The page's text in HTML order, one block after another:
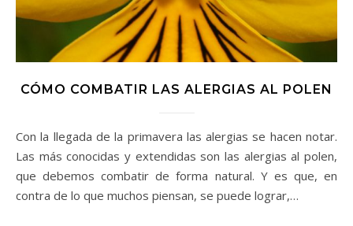
CÓMO COMBATIR LAS ALERGIAS AL POLEN
Con la llegada de la primavera las alergias se hacen notar.
Las más conocidas y extendidas son las alergias al polen,
que debemos combatir de forma natural. Y es que, en
contra de lo que muchos piensan, se puede lograr,…